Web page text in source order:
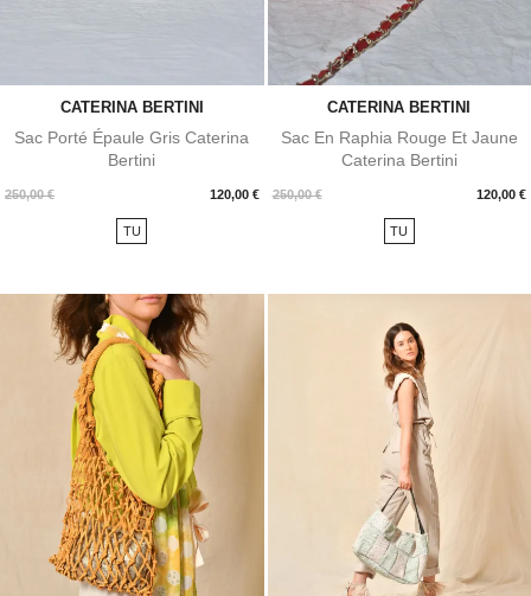
CATERINA BERTINI
Sac Porté Épaule Gris Caterina
Bertini
250,00 € 120,00 €
Prix
TU
CATERINA BERTINI
Sac En Raphia Rouge Et Jaune
Caterina Bertini
250,00 € 120,00 €
Prix
TU